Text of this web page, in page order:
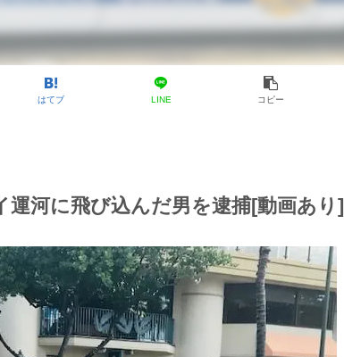
はてブ LINE コピー
運河に飛び込んだ男を逮捕[動画あり]